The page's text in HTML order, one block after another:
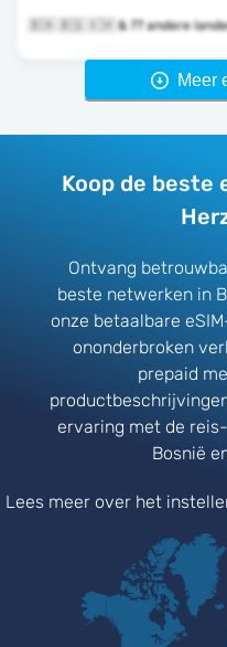
🇧🇦 🇧🇬 🇰🇭 & 77 andere
Meer
Koop de beste
Ontvang
beste netwerken in
onze betaalbare
ononderbroken
prepaid
ervaring met de
Bosnië
Lees meer over het